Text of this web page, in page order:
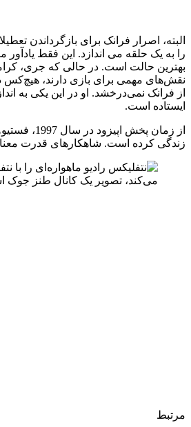
البته، اصرار فرانک برای بازگرداندن
را به یک حلقه می اندازد. این فقط یادآور
بهترین حالت است. در حالی که جری،
نقش‌های مهمی برای بازی دارند،
از فرانک نمی‌درخشد. او در این یکی به
ایستاده است.
از زمان پخش
زندگی کرده است. شاهکارهای قدرت
مرتبط